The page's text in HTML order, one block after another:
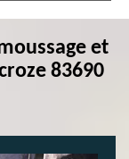
et
83690